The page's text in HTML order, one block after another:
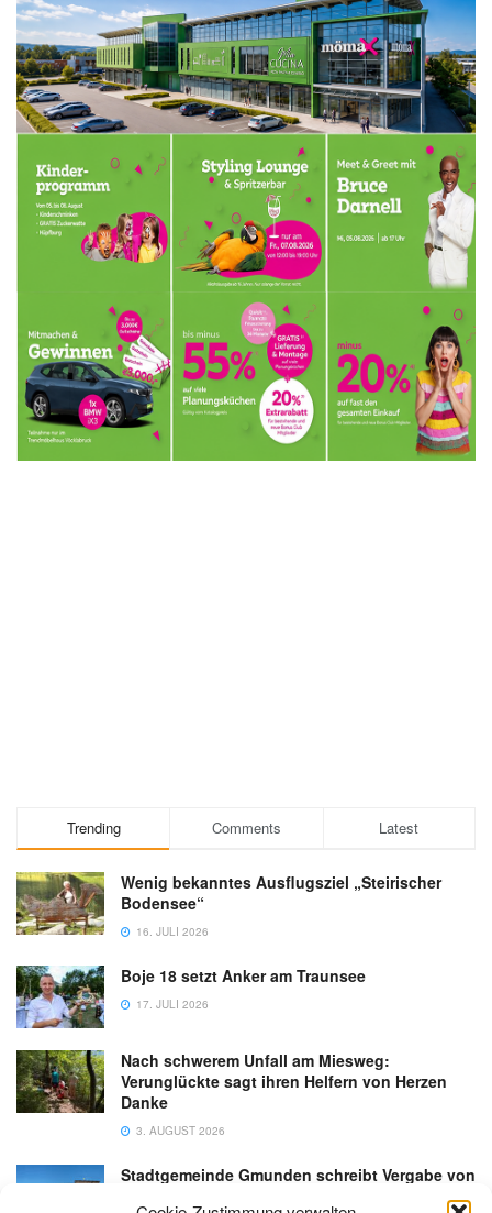
Trending Comments Latest
Wenig bekanntes Ausflugsziel „Steirischer
Bodensee“
16. JULI 2026
Boje 18 setzt Anker am Traunsee
17. JULI 2026
Nach schwerem Unfall am Miesweg:
Verunglückte sagt ihren Helfern von Herzen
Danke
3. AUGUST 2026
Stadtgemeinde Gmunden schreibt Vergabe von
Gastronomiebetrieb an der Esplanade neu aus